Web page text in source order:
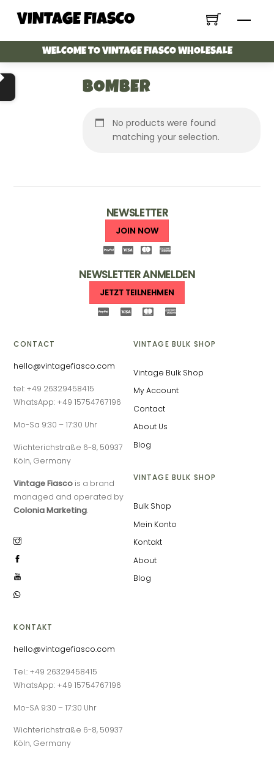
Menu
VINTAGE FIASCO
WELCOME TO VINTAGE FIASCO WHOLESALE
BOMBER
No products were found
matching your selection.
NEWSLETTER
JOIN NOW
NEWSLETTER ANMELDEN
JETZT TEILNEHMEN
CONTACT
hello@vintagefiasco.com
tel: +49 26329458415
WhatsApp: +49 15754767196
Mo-Sa 9:30 – 17:30 Uhr
Wichterichstraße 6-8, 50937
Köln, Germany
Vintage Fiasco is a brand
managed and operated by
Colonia Marketing.
KONTAKT
hello@vintagefiasco.com
Tel.: +49 26329458415
WhatsApp: +49 15754767196
Mo-SA 9:30 – 17:30 Uhr
Wichterichstraße 6-8, 50937
Köln, Germany
VINTAGE BULK SHOP
Vintage Bulk Shop
My Account
Contact
About Us
Blog
VINTAGE BULK SHOP
Bulk Shop
Mein Konto
Kontakt
About
Blog